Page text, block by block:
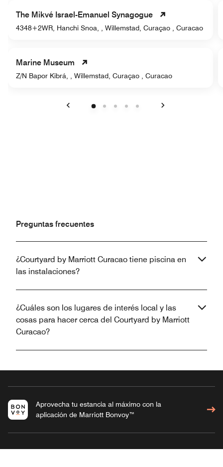
The Mikvé Israel-Emanuel Synagogue
4348+2WR, Hanchi Snoa, , Willemstad, Curaçao , Curacao
Marine Museum
Z/N Bapor Kibrá, , Willemstad, Curaçao , Curacao
Preguntas frecuentes
¿Courtyard by Marriott Curacao tiene piscina en
las instalaciones?
¿Cuáles son los lugares de interés local y las
cosas para hacer cerca del Courtyard by Marriott
Curacao?
Aprovecha tu estancia al máximo con la
aplicación de Marriott Bonvoy™